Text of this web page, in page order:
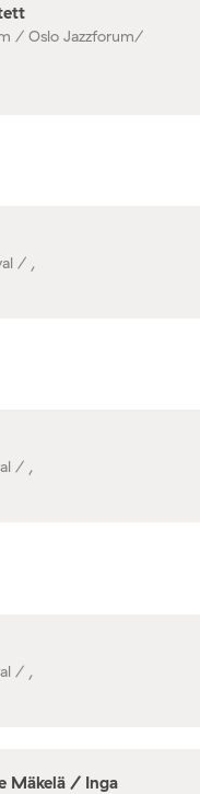
/ Oslo Jazzforum/
/ ,
/ ,
/ ,
Mäkelä / Inga